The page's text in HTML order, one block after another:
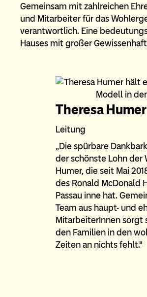
Gemeinsam mit zahlreichen
und Mitarbeiter für das
verantwortlich. Eine
Hauses mit großer
Theresa Humer
Leitung
„Die spürbare
der schönste Lohn der
Humer, die seit Mai
des Ronald McDonald
Passau inne hat.
Team aus haupt- und
MitarbeiterInnen sorgt
den Familien in den
Zeiten an nichts fehlt."